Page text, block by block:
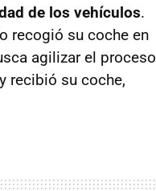
de los vehículos.
recogió su coche en
agilizar el proceso
recibió su coche,